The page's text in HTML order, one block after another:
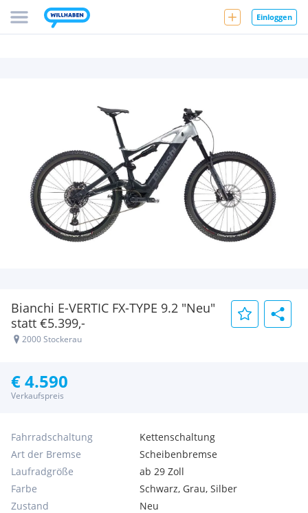
Einloggen
Bianchi E-VERTIC FX-TYPE 9.2 "Neu"
statt €5.399,-
2000 Stockerau
€ 4.590
Verkaufspreis
Fahrradschaltung
Kettenschaltung
Art der Bremse
Scheibenbremse
Laufradgröße
ab 29 Zoll
Farbe
Schwarz, Grau, Silber
Zustand
Neu